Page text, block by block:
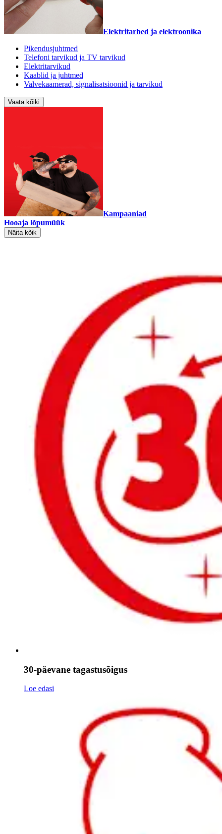
Elektritarbed ja elektroonika
Pikendusjuhtmed
Telefoni tarvikud ja TV tarvikud
Elektritarvikud
Kaablid ja juhtmed
Valvekaamerad, signalisatsioonid ja tarvikud
Vaata kõiki
Kampaaniad
Hooaja lõpumüük
Näita kõik
30-päevane tagastusõigus
Loe edasi